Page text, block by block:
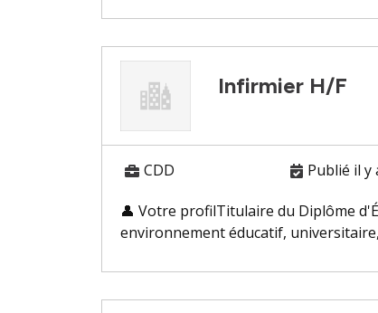
Infirmier H/F
CDD Publié il y
👤 Votre profilTitulaire du Diplôme
environnement éducatif,